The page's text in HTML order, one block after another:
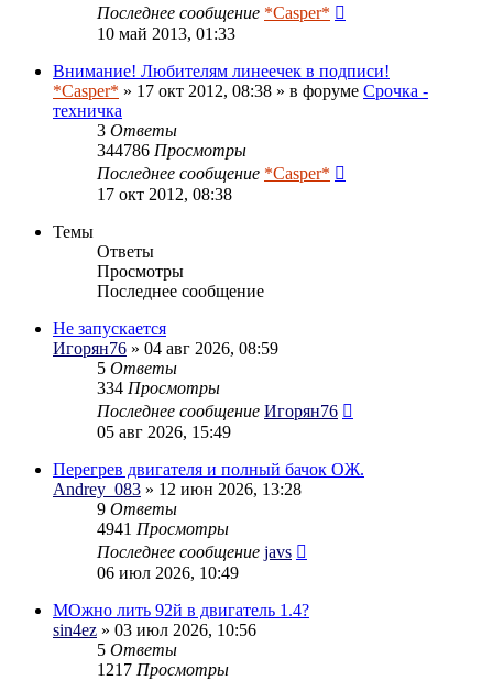
Последнее сообщение *Casper*
10 май 2013, 01:33
Внимание! Любителям линеечек в подписи!
*Casper* » 17 окт 2012, 08:38 » в форуме Срочка -
техничка
3 Ответы
344786 Просмотры
Последнее сообщение *Casper*
17 окт 2012, 08:38
Темы
Ответы
Просмотры
Последнее сообщение
Не запускается
Игорян76 » 04 авг 2026, 08:59
5 Ответы
334 Просмотры
Последнее сообщение Игорян76
05 авг 2026, 15:49
Перегрев двигателя и полный бачок ОЖ.
Andrey_083 » 12 июн 2026, 13:28
9 Ответы
4941 Просмотры
Последнее сообщение javs
06 июл 2026, 10:49
МОжно лить 92й в двигатель 1.4?
sin4ez » 03 июл 2026, 10:56
5 Ответы
1217 Просмотры